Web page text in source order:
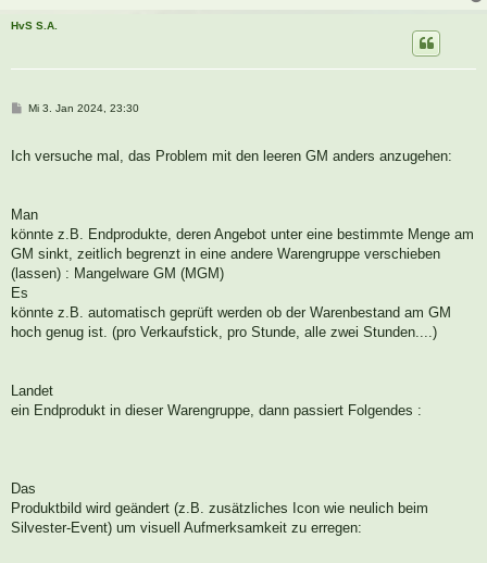
HvS S.A.
B
r
Mi 3. Jan 2024, 23:30
Ich versuche mal, das Problem mit den leeren GM anders anzugehen:
Man
könnte z.B. Endprodukte, deren Angebot unter eine bestimmte Menge am
GM sinkt, zeitlich begrenzt in eine andere Warengruppe verschieben
(lassen) : Mangelware GM (MGM)
Es
könnte z.B. automatisch geprüft werden ob der Warenbestand am GM
hoch genug ist. (pro Verkaufstick, pro Stunde, alle zwei Stunden....)
Landet
ein Endprodukt in dieser Warengruppe, dann passiert Folgendes :
Das
Produktbild wird geändert (z.B. zusätzliches Icon wie neulich beim
Silvester-Event) um visuell Aufmerksamkeit zu erregen: